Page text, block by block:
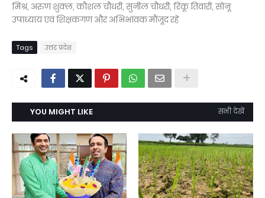
मिश्र, अरुण शुक्ल, कौशल चौधरी, सुनील चौधरी, रिंकू तिवारी, सोनू
उपाध्याय एवं शिक्षकगण और अभिभावक मौजूद रहे
Tags उत्तर प्रदेश
YOU MIGHT LIKE सभी देखें